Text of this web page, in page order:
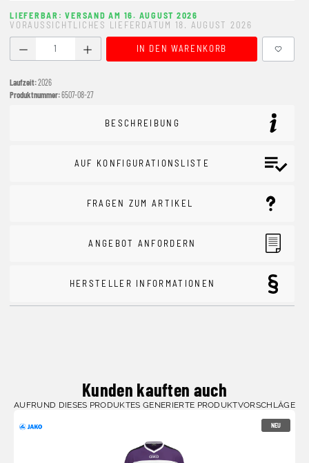
LIEFERBAR: VERSAND AM 16. AUGUST 2026
VORAUSSICHTLICHES LIEFERDATUM 18. AUGUST 2026
Produkt Anzahl: Gib den gewünschten Wert ein oder
IN DEN WARENKORB
Laufzeit:2026
Produktnummer:6507-08-27
BESCHREIBUNG
AUF KONFIGURATIONSLISTE
FRAGEN ZUM ARTIKEL
ANGEBOT ANFORDERN
HERSTELLER INFORMATIONEN
Kunden kauften auch
AUFRUND DIESES PRODUKTES GENERIERTE PRODUKTVORSCHLÄGE
NEU